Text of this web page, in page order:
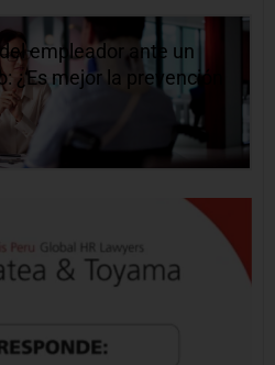
empleador ante un
¿Es mejor la prevención